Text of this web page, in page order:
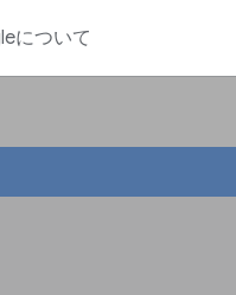
について